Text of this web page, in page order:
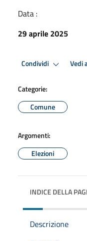
Data :
29 aprile 2025
Condividi Vedi
Categorie:
Comune
Argomenti:
Elezioni
INDICE DELLA
Descrizione